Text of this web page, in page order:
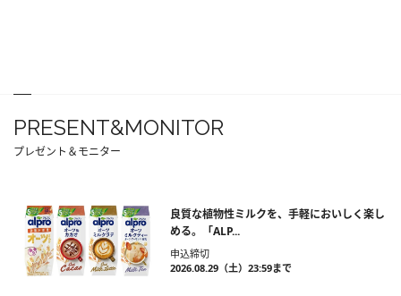
PRESENT&MONITOR
プレゼント＆モニター
良質な植物性ミルクを、手軽においしく楽し
める。「ALP...
申込締切
2026.08.29（土）23:59まで